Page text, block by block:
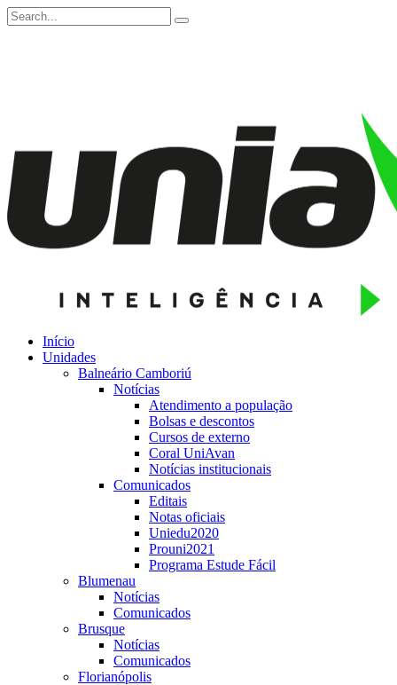
Início
Unidades
Balneário Camboriú
Notícias
Atendimento a população
Bolsas e descontos
Cursos de externo
Coral UniAvan
Notícias institucionais
Comunicados
Editais
Notas oficiais
Uniedu2020
Prouni2021
Programa Estude Fácil
Blumenau
Notícias
Comunicados
Brusque
Notícias
Comunicados
Florianópolis